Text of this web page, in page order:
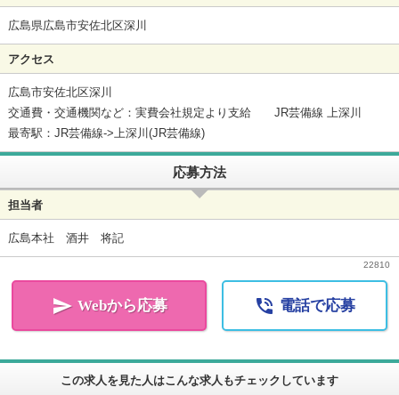
広島県広島市安佐北区深川
アクセス
広島市安佐北区深川
交通費・交通機関など：実費会社規定より支給 JR芸備線 上深川
最寄駅：JR芸備線->上深川(JR芸備線)
応募方法
担当者
広島本社 酒井 将記
22810
 Webから応募  電話で応募
この求人を見た人はこんな求人もチェックしています